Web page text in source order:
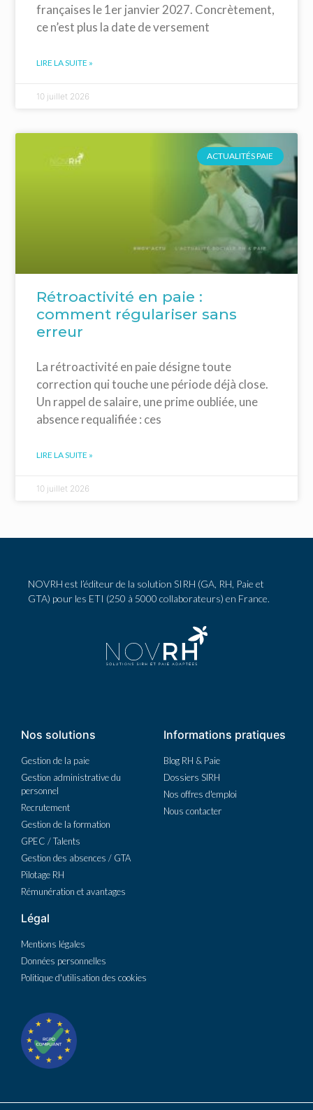
françaises le 1er janvier 2027. Concrètement,
ce n’est plus la date de versement
LIRE LA SUITE »
10 juillet 2026
ACTUALITÉS PAIE
Rétroactivité en paie :
comment régulariser sans
erreur
La rétroactivité en paie désigne toute
correction qui touche une période déjà close.
Un rappel de salaire, une prime oubliée, une
absence requalifiée : ces
LIRE LA SUITE »
10 juillet 2026
NOVRH est l’éditeur de la solution SIRH (GA, RH, Paie et
GTA) pour les ETI (250 à 5000 collaborateurs) en France.
Nos solutions
Gestion de la paie
Gestion administrative du
personnel
Recrutement
Gestion de la formation
GPEC / Talents
Gestion des absences / GTA
Pilotage RH
Rémunération et avantages
Informations pratiques
Blog RH & Paie
Dossiers SIRH
Nos offres d'emploi
Nous contacter
Légal
Mentions légales
Données personnelles
Politique d'utilisation des cookies